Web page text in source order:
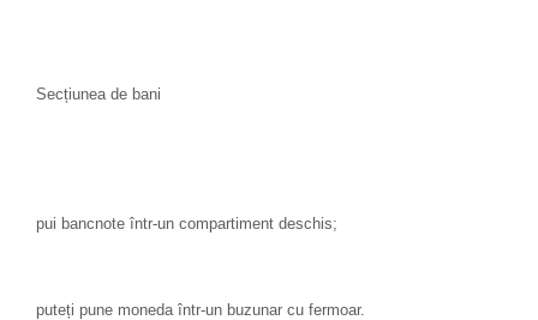
Secțiunea de bani
pui bancnote într-un compartiment deschis;
puteți pune moneda într-un buzunar cu fermoar.